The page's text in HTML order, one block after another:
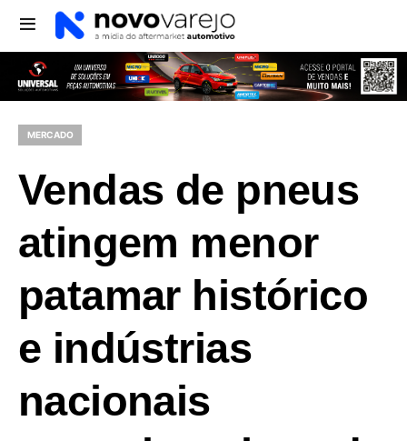
MERCADO
Vendas de pneus
atingem menor
patamar histórico
e indústrias
nacionais